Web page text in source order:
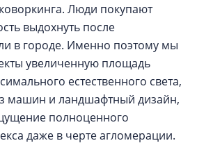
Люди покупают
выдохнуть после
в городе. Именно поэтому мы
увеличенную площадь
естественного света,
машин и ландшафтный дизайн,
полноценного
даже в черте агломерации.